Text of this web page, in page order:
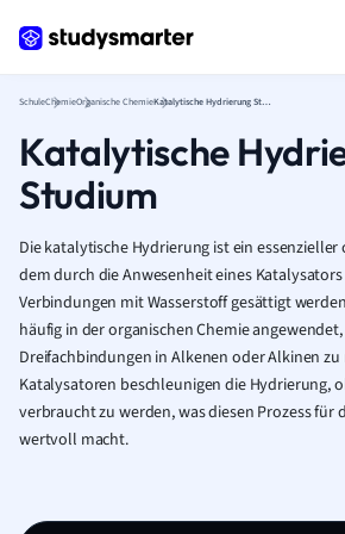
SchuleChemieOrganische Chemie Katalytische Hydrierung Studium
Katalytische
Studium
Die katalytische Hydrierung ist ein essenzieller
dem durch die Anwesenheit eines
Verbindungen mit Wasserstoff gesättigt
häufig in der organischen Chemie
Dreifachbindungen in Alkenen oder Alkinen zu
Katalysatoren beschleunigen die Hydrierung,
verbraucht zu werden, was diesen Prozess für
wertvoll macht.